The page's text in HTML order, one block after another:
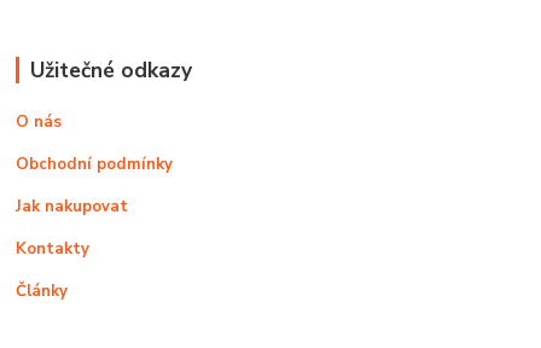
Užitečné odkazy
O nás
Obchodní podmínky
Jak nakupovat
Kontakty
Články